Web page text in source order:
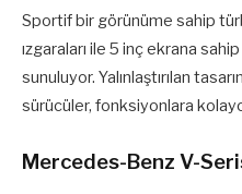
Sportif bir görünüme sahip
ızgaraları ile 5 inç ekrana
sunuluyor. Yalınlaştırılan
sürücüler, fonksiyonlara
Mercedes-Benz V-